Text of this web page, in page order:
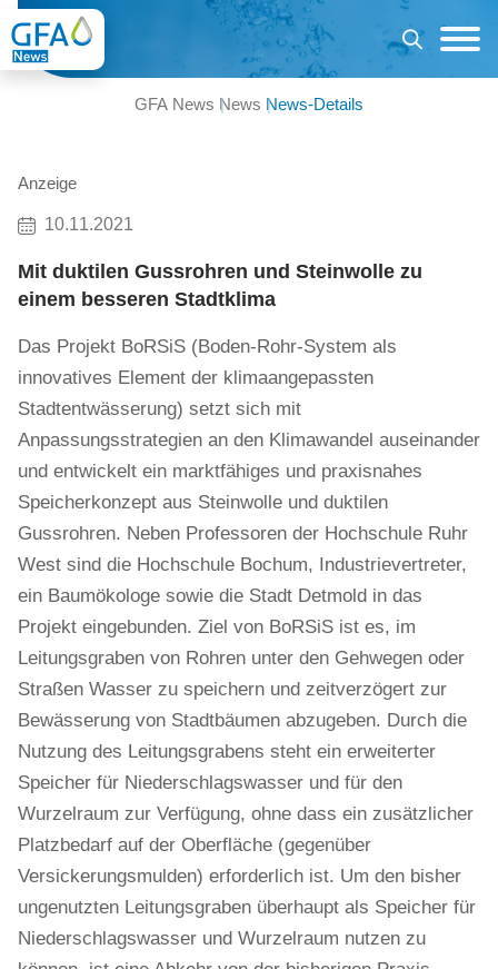
GFA News News News-Details
Anzeige
10.11.2021
Mit duktilen Gussrohren und Steinwolle zu
einem besseren Stadtklima
Das Projekt BoRSiS (Boden-Rohr-System als
innovatives Element der klimaangepassten
Stadtentwässerung) setzt sich mit
Anpassungsstrategien an den Klimawandel auseinander
und entwickelt ein marktfähiges und praxisnahes
Speicherkonzept aus Steinwolle und duktilen
Gussrohren. Neben Professoren der Hochschule Ruhr
West sind die Hochschule Bochum, Industrievertreter,
ein Baumökologe sowie die Stadt Detmold in das
Projekt eingebunden. Ziel von BoRSiS ist es, im
Leitungsgraben von Rohren unter den Gehwegen oder
Straßen Wasser zu speichern und zeitverzögert zur
Bewässerung von Stadtbäumen abzugeben. Durch die
Nutzung des Leitungsgrabens steht ein erweiterter
Speicher für Niederschlagswasser und für den
Wurzelraum zur Verfügung, ohne dass ein zusätzlicher
Platzbedarf auf der Oberfläche (gegenüber
Versickerungsmulden) erforderlich ist. Um den bisher
ungenutzten Leitungsgraben überhaupt als Speicher für
Niederschlagswasser und Wurzelraum nutzen zu